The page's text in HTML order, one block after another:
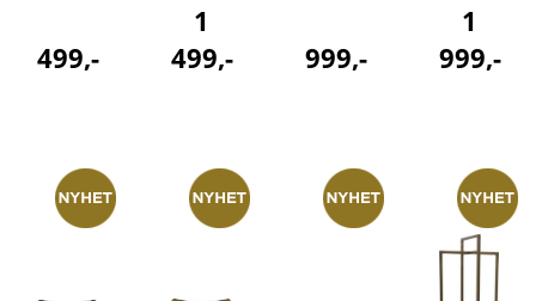
499,-
1
499,-
999,-
1
999,-